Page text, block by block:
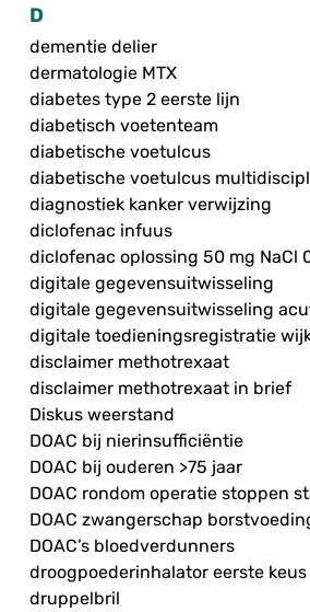
D
dementie delier
dermatologie MTX
diabetes type 2 eerste lijn
diabetisch voetenteam
diabetische voetulcus
diabetische voetulcus
diagnostiek kanker verwijzing
diclofenac infuus
diclofenac oplossing 50 mg NaCl
digitale gegevensuitwisseling
digitale gegevensuitwisseling
digitale toedieningsregistratie
disclaimer methotrexaat
disclaimer methotrexaat in brief
Diskus weerstand
DOAC bij nierinsufficiëntie
DOAC bij ouderen >75 jaar
DOAC rondom operatie stoppen
DOAC zwangerschap
DOAC’s bloedverdunners
droogpoederinhalator eerste keus
druppelbril